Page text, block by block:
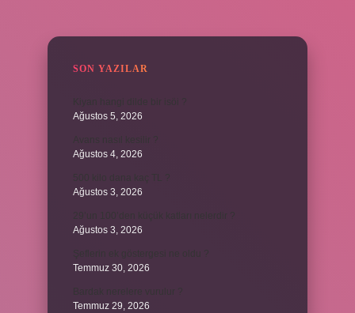
SON YAZILAR
Ağustos 5, 2026
Ağustos 4, 2026
Ağustos 3, 2026
Ağustos 3, 2026
Temmuz 30, 2026
Temmuz 29, 2026